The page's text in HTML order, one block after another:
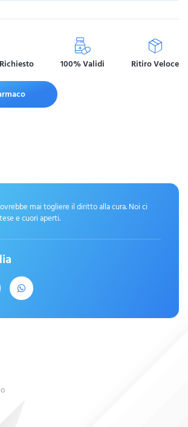
100% Validi Ritiro Veloce
mai togliere il diritto alla cura. Noi ci
e cuori aperti.